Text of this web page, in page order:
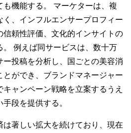
機能する。 マーケターは、複
、インフルエンサープロフィー
信頼性評価、文化的インサイトの
例えば同サービスは、数十万
投稿を分析し、国ごとの美容消
ができ、ブランドマネージャー
ャンペーン戦略を立案するうえ
段を提供する。
著しい拡大を続けており、現在